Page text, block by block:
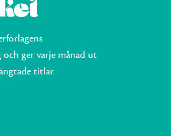
ger varje månad ut
titlar.